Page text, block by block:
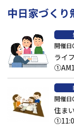
中日家づくり
開催日
ライ
開催日
住ま